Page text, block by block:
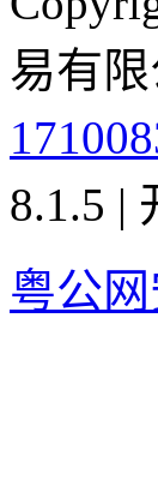
易有
8.1.5 |
粤公网